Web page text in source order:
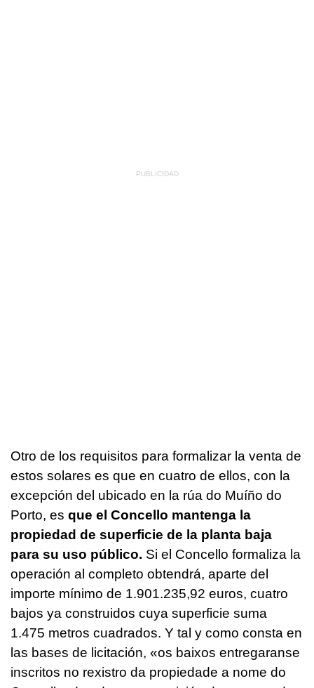
Otro de los requisitos para formalizar la venta de
estos solares es que en cuatro de ellos, con la
excepción del ubicado en la rúa do Muíño do
Porto, es que el Concello mantenga la
propiedad de superficie de la planta baja
para su uso público. Si el Concello formaliza la
operación al completo obtendrá, aparte del
importe mínimo de 1.901.235,92 euros, cuatro
bajos ya construidos cuya superficie suma
1.475 metros cuadrados. Y tal y como consta en
las bases de licitación, «os baixos entregaranse
inscritos no rexistro da propiedade a nome do